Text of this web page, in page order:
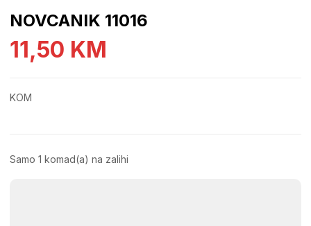
NOVCANIK 11016
11,50 KM
KOM
Samo 1 komad(a) na zalihi